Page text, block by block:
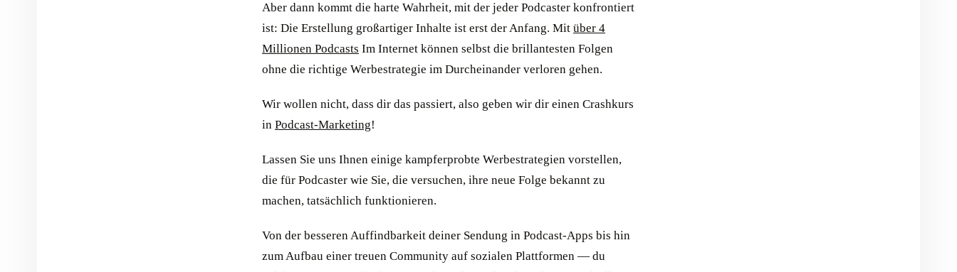
Aber dann kommt die harte Wahrheit, mit der jeder Podcaster konfrontiert
ist: Die Erstellung großartiger Inhalte ist erst der Anfang. Mit über 4
Millionen Podcasts Im Internet können selbst die brillantesten Folgen
ohne die richtige Werbestrategie im Durcheinander verloren gehen.
Wir wollen nicht, dass dir das passiert, also geben wir dir einen Crashkurs
in Podcast-Marketing!
Lassen Sie uns Ihnen einige kampferprobte Werbestrategien vorstellen,
die für Podcaster wie Sie, die versuchen, ihre neue Folge bekannt zu
machen, tatsächlich funktionieren.
Von der besseren Auffindbarkeit deiner Sendung in Podcast-Apps bis hin
zum Aufbau einer treuen Community auf sozialen Plattformen — du